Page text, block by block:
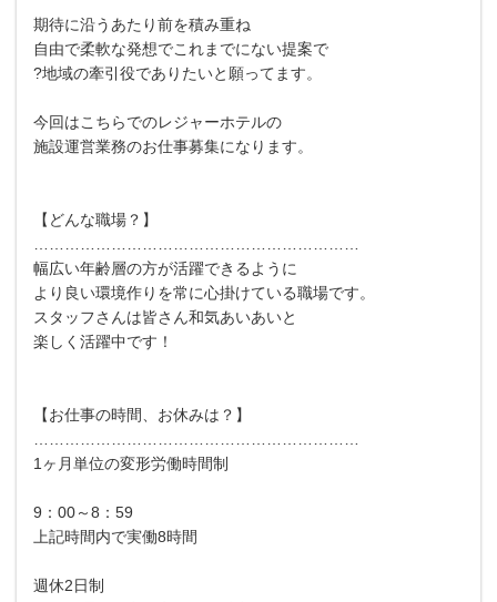
期待に沿うあたり前を積み重ね
自由で柔軟な発想でこれまでにない提案で
?地域の牽引役でありたいと願ってます。
今回はこちらでのレジャーホテルの
施設運営業務のお仕事募集になります。
【どんな職場？】
幅広い年齢層の方が活躍できるように
より良い環境作りを常に心掛けている職場です。
スタッフさんは皆さん和気あいあいと
楽しく活躍中です！
【お仕事の時間、お休みは？】
1ヶ月単位の変形労働時間制
9：00～8：59
上記時間内で実働8時間
週休2日制